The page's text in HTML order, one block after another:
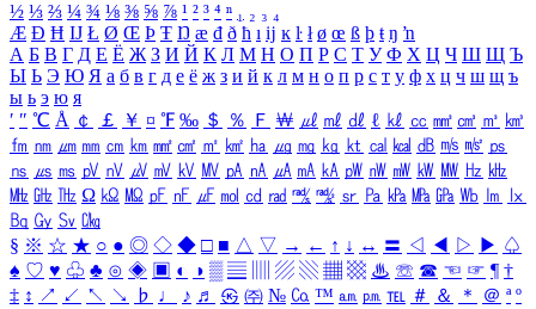
½ ⅓ ⅔ ¼ ¾ ⅛ ⅜ ⅝ ⅞ ¹ ² ³ ⁴ ⁿ ₁ ₂ ₃ ₄
Æ Ð Ħ Ĳ Ł Ø Œ Þ Ŧ Ŋ æ đ ð ħ ı ĳ ĸ ŀ ł ø œ ß þ ŧ ŋ ŉ
А Б В Г Д Е Ё Ж З И Й К Л М Н О П Р С Т У Ф Х Ц Ч Ш Щ Ъ
Ы Ь Э Ю Я а б в г д е ё ж з и й к л м н о п р с т у ф х ц ч ш щ ъ
ы ь э ю я
′ ″ ℃ Å ￠ ￡ ￥ ¤ ℉ ‰ ＄ ％ Ｆ ￦ ㎕ ㎖ ㎗ ℓ ㎘ ㏄ ㎣ ㎤ ㎥ ㎦
㎙ ㎚ ㎛ ㎜ ㎝ ㎞ ㎟ ㎠ ㎡ ㎢ ㏊ ㎍ ㎎ ㎏ ㏏ ㎈ ㎉ ㏈ ㎧ ㎨ ㎰
㎱ ㎲ ㎳ ㎴ ㎵ ㎶ ㎷ ㎸ ㎹ ㎀ ㎁ ㎂ ㎃ ㎄ ㎺ ㎻ ㎽ ㎾ ㎿ ㎐ ㎑
㎒ ㎓ ㎔ Ω ㏀ ㏁ ㎊ ㎋ ㎌ ㏖ ㏅ ㎭ ㎮ ㎯ ㏛ ㎩ ㎪ ㎫ ㎬ ㏝ ㏐
㏓
㏃ ㏉ ㏜ ㏆
§ ※ ☆ ★ ○ ● ◎ ◇ ◆ □ ■ △ ▽ → ← ↑ ↓ ↔ 〓 ◁ ◀ ▷ ▶ ♤
♠ ♡ ♥ ♧ ♣ ⊙ ◈ ▣ ◐ ◑ ▒ ▤ ▨ ▧ ▦ ▩ ♨ ☏ ☎ ☜ ☞ ¶ †
‡ ↕ ↗ ↙ ↖ ↘ ♭ ♩ ♪ ♬ ㉿ ㈜ № ㏇ ™ ㏂ ㏘ ℡ ＃ ＆ ＊ ＠ ª º